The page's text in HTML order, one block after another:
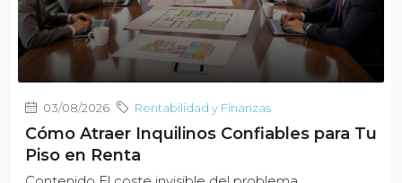
03/08/2026 Rentabilidad y Finanzas
Cómo Atraer Inquilinos Confiables para Tu
Piso en Renta